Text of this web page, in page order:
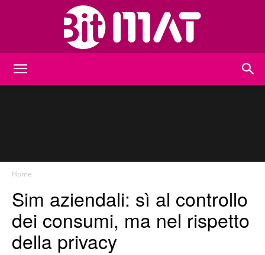
Home
Sim aziendali: sì al controllo
dei consumi, ma nel rispetto
della privacy